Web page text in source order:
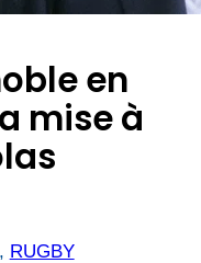
en
mise à
RUGBY